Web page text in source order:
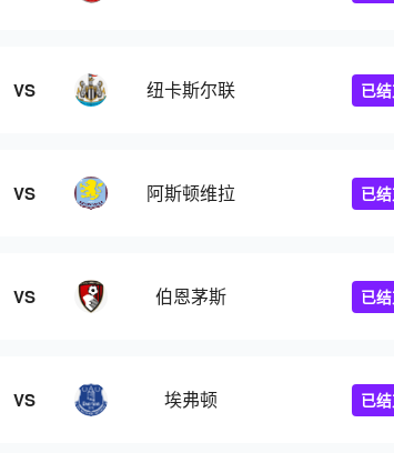
VS 纽卡斯尔联 已
VS 阿斯顿维拉 已
VS 伯恩茅斯 已
VS 埃弗顿 已